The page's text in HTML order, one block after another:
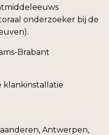
onderzoeker bij de
Brabant
klankinstallatie
Antwerpen,